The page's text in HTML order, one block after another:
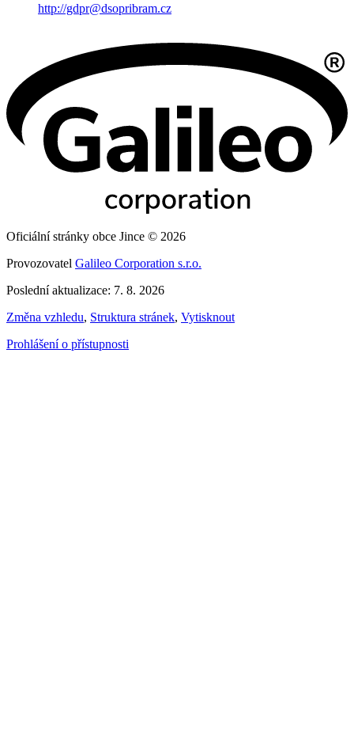
http://gdpr@dsopribram.cz
Oficiální stránky obce Jince © 2026
Provozovatel Galileo Corporation s.r.o.
Poslední aktualizace: 7. 8. 2026
Změna vzhledu, Struktura stránek, Vytisknout
Prohlášení o přístupnosti